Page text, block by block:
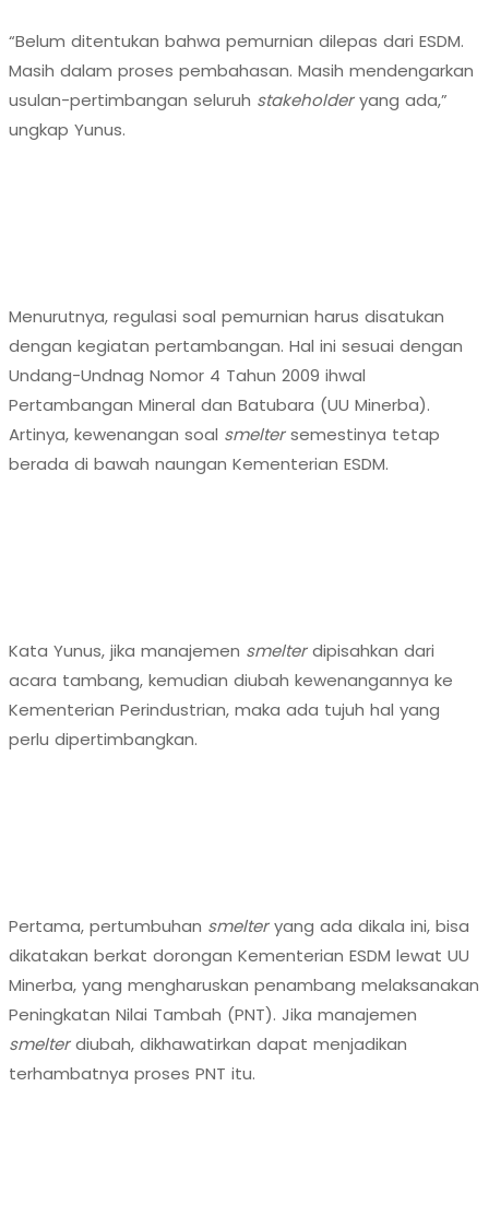
“Belum ditentukan bahwa pemurnian dilepas dari ESDM.
Masih dalam proses pembahasan. Masih mendengarkan
usulan-pertimbangan seluruh stakeholderyang ada,”
ungkap Yunus.
Menurutnya, regulasi soal pemurnian harus disatukan
dengan kegiatan pertambangan. Hal ini sesuai dengan
Undang-Undnag Nomor 4 Tahun 2009 ihwal
Pertambangan Mineral dan Batubara (UU Minerba).
Artinya, kewenangan soal smeltersemestinya tetap
berada di bawah naungan Kementerian ESDM.
Kata Yunus, jika manajemen smelterdipisahkan dari
acara tambang, kemudian diubah kewenangannya ke
Kementerian Perindustrian, maka ada tujuh hal yang
perlu dipertimbangkan.
Pertama, pertumbuhan smelteryang ada dikala ini, bisa
dikatakan berkat dorongan Kementerian ESDM lewat UU
Minerba, yang mengharuskan penambang melaksanakan
Peningkatan Nilai Tambah (PNT). Jika manajemen
smelterdiubah, dikhawatirkan dapat menjadikan
terhambatnya proses PNT itu.